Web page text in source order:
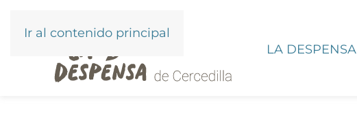
Ir al contenido principal
LA DESPENSA